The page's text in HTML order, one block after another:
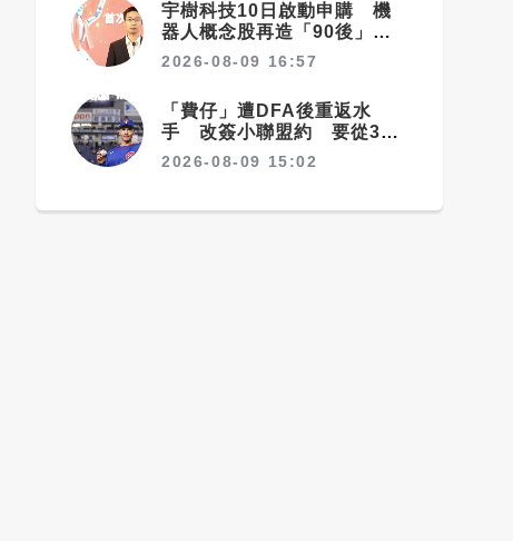
宇樹科技10日啟動申購 機
器人概念股再造「90後」富
翁群
2026-08-09 16:57
「費仔」遭DFA後重返水
手 改簽小聯盟約 要從3A
拚回大聯盟
2026-08-09 15:02